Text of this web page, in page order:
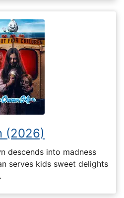
(2026)
descends into madness
serves kids sweet delights